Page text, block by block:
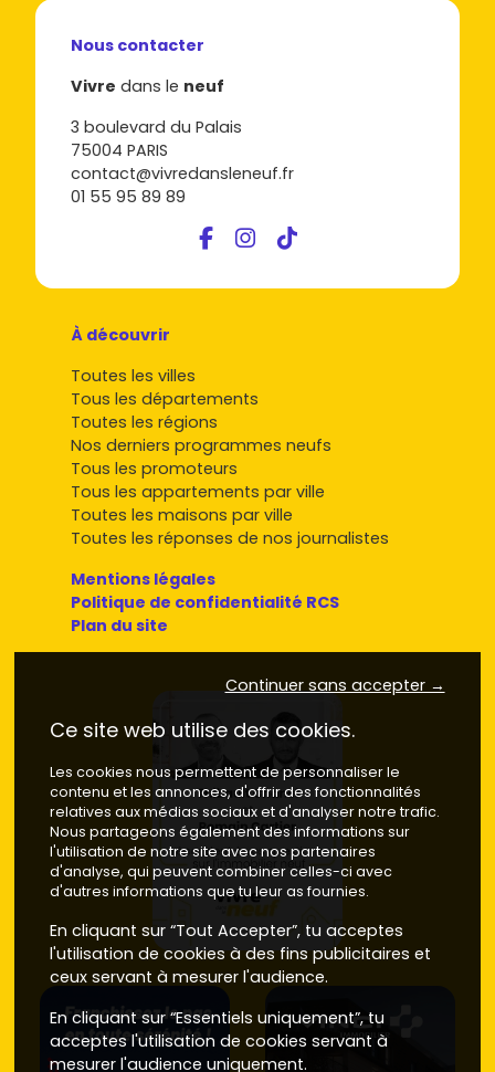
Nous contacter
Vivre dans le neuf
3 boulevard du Palais
75004 PARIS
contact@vivredansleneuf.fr
01 55 95 89 89
À découvrir
Toutes les villes
Tous les départements
Toutes les régions
Nos derniers programmes neufs
Tous les promoteurs
Tous les appartements par ville
Toutes les maisons par ville
Toutes les réponses de nos journalistes
Mentions légales
Politique de confidentialité RCS
Plan du site
Continuer sans accepter →
Ce site web utilise des cookies.
Les cookies nous permettent de personnaliser le
contenu et les annonces, d'offrir des fonctionnalités
relatives aux médias sociaux et d'analyser notre trafic.
Nous partageons également des informations sur
l'utilisation de notre site avec nos partenaires
d'analyse, qui peuvent combiner celles-ci avec
d'autres informations que tu leur as fournies.
En cliquant sur “Tout Accepter”, tu acceptes
l'utilisation de cookies à des fins publicitaires et
ceux servant à mesurer l'audience.
En cliquant sur “Essentiels uniquement”, tu
acceptes l'utilisation de cookies servant à
mesurer l'audience uniquement.